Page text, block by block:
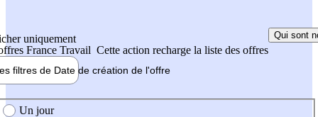
uniquement
France Travail Cette action recharge la liste des offres
Qui sont
filtres de Date de création de l'offre
création de l'offre
Un jour